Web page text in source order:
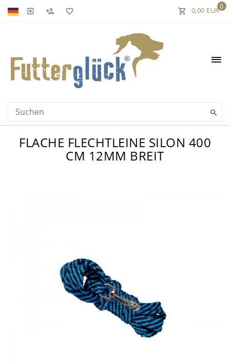
0
0,00 EUR
FLACHE FLECHTLEINE SILON 400
CM 12MM BREIT